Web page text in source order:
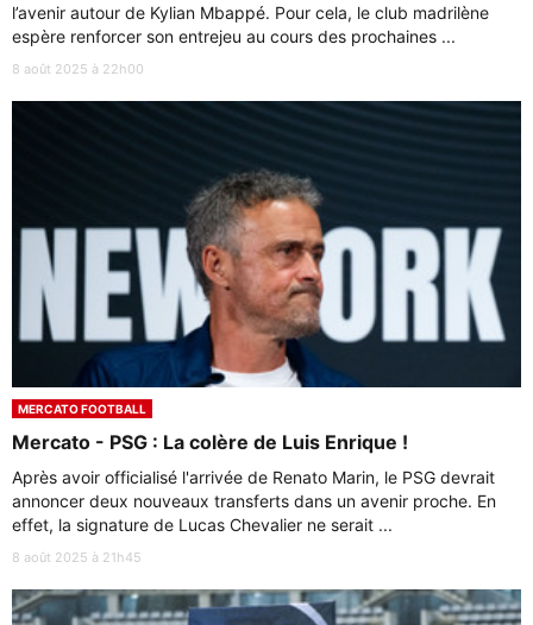
l’avenir autour de Kylian Mbappé. Pour cela, le club madrilène
espère renforcer son entrejeu au cours des prochaines ...
8 août 2025 à 22h00
MERCATO FOOTBALL
Mercato - PSG : La colère de Luis Enrique !
Après avoir officialisé l'arrivée de Renato Marin, le PSG devrait
annoncer deux nouveaux transferts dans un avenir proche. En
effet, la signature de Lucas Chevalier ne serait ...
8 août 2025 à 21h45